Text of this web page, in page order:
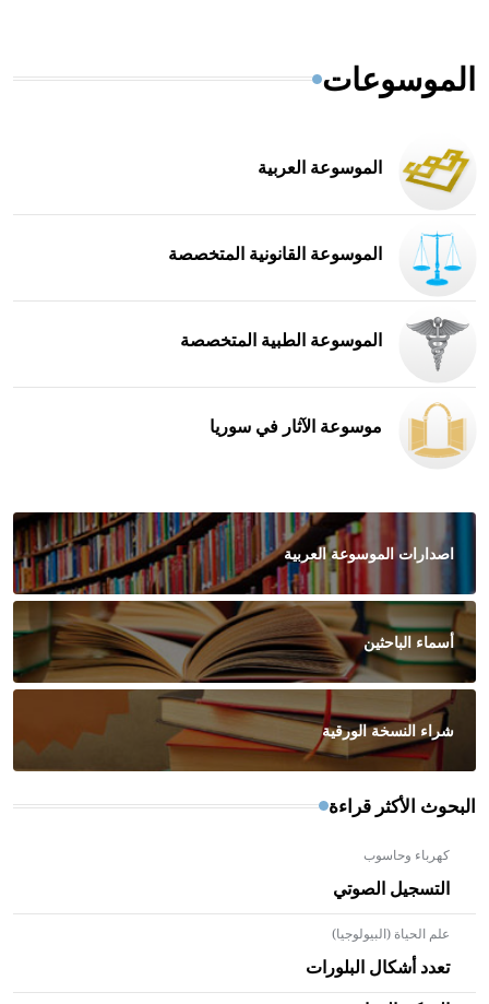
الموسوعات
الموسوعة العربية
الموسوعة القانونية المتخصصة
الموسوعة الطبية المتخصصة
موسوعة الآثار في سوريا
اصدارات الموسوعة العربية
أسماء الباحثين
شراء النسخة الورقية
البحوث الأكثر قراءة
كهرباء وحاسوب
التسجيل الصوتي
علم الحياة (البيولوجيا)
تعدد أشكال البلورات